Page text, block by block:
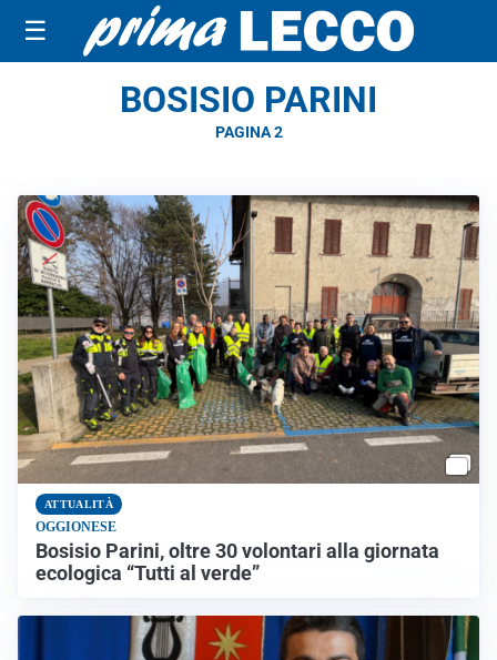
☰
BOSISIO PARINI
PAGINA 2
ATTUALITÀ
OGGIONESE
Bosisio Parini, oltre 30 volontari alla giornata
ecologica “Tutti al verde”